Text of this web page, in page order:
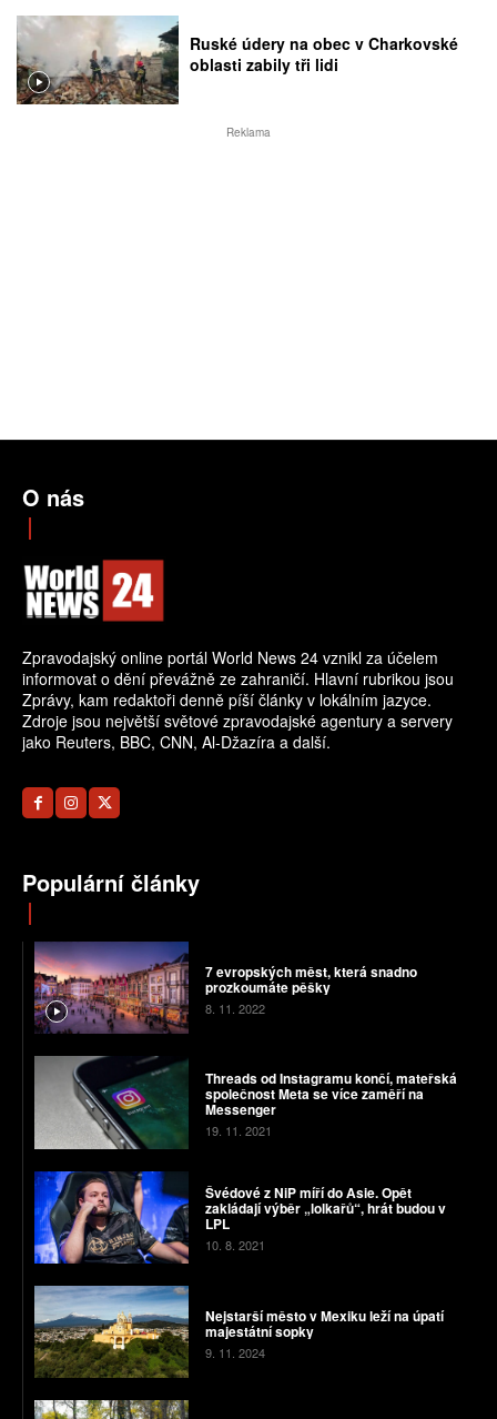
Ruské údery na obec v Charkovské
oblasti zabily tři lidi
Reklama
O nás
Zpravodajský online portál World News 24 vznikl za účelem
informovat o dění převážně ze zahraničí. Hlavní rubrikou jsou
Zprávy, kam redaktoři denně píší články v lokálním jazyce.
Zdroje jsou největší světové zpravodajské agentury a servery
jako Reuters, BBC, CNN, Al-Džazíra a další.
Populární články
7 evropských měst, která snadno
prozkoumáte pěšky
8. 11. 2022
Threads od Instagramu končí, mateřská
společnost Meta se více zaměří na
Messenger
19. 11. 2021
Švédové z NiP míří do Asie. Opět
zakládají výběr „lolkařů“, hrát budou v
LPL
10. 8. 2021
Nejstarší město v Mexiku leží na úpatí
majestátní sopky
9. 11. 2024